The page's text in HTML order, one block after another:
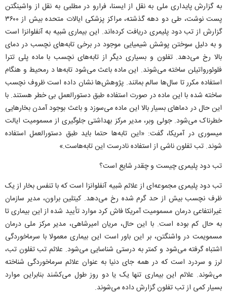
به گزارش پایداری ملی به نقل از ایسنا، فرارو در مطلبی به نقل از واشینگتن
پست نوشت، طی دو دهه گذشته، مراکز پزشکی ایالات متحده بیش از ۳۶۰۰
گزارش از تب دود پلیمری دریافت کرده‌اند. این بیماری شبیه به آنفلوانزا است
و به دلیل سوختن پوشش شیمیایی موجود در برخی تابه‌های نچسب در دمای
بالا رخ می‌دهد. تفلون و بسیاری دیگر از تابه‌های نچسب با ماده پلی تترا
فلوئورواتیلن ساخته می‌شوند. این ماده باعث می‌شود تابه‌ها د رمحیط و هنگام
استفاده مکرر تا سال‌ها سالم بمانند. پژوهش‌ها نشان داده است ظروف نچسب
ساخته شده با این ماده در صورت استفاده طبق دستورالعمل بی خطر هستند. با
این حال در دماهای بسیار بالا این ماده می‌سوزد و باعث بوجود آمدن بخارهایی
خطرناک می‌شود. جولی وبر، مدیر مرکز بهداشتی جلوگیری از مسمومیت ایالت
میسوری در آمریکا، گفت: «این تابه‌ها حتما باید طبق دستورالعمل استفاده
شوند. تب تفلون ناشی از استفاده نادرست این تابه‌هاست.»
تب دود پلیمری چیست و چقدر شایع است؟
تب دود پلیمری مجموعه‌ای از علائم شبیه آنفلوانزا است که با تنفس بخار از یک
ظرف نچسب بیش از حد گرم شده رخ می‌دهد. کیتلین براون، مدیر سازمان
غیرانتفاعی درمان مسمومیت آمریکا فاش کرد موارد تأیید شده از این بیماری تا
به حال کم بوده است. با این حال، مریان امیرشاهی، مدیر مرکز ملی درمان
مسمویمت در واشنگتن، بر این باور است این بیماری معمولا با سرماخوردگی
اشتباه گرفته می‌شود و کمتر به درستی شناسایی می‌شود. علائم تب تفلون تب،
لرز و سردرد است که در همه جای دنیا به عنوان علائم سرماخوردگی شناخته
می‌شوند. علائم این بیماری تنها یک یا دو روز طول می‌کشند بنابراین موارد
بسیار کمی از تب تفلون گزارش داده می‌شوند.